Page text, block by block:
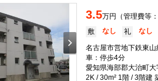
3.5万円（管理費等
敷 なし 礼 なし
名古屋市営地下鉄東
車：停歩4分
愛知県海部郡大治町大
2K / 30m² 1階 / 3階建